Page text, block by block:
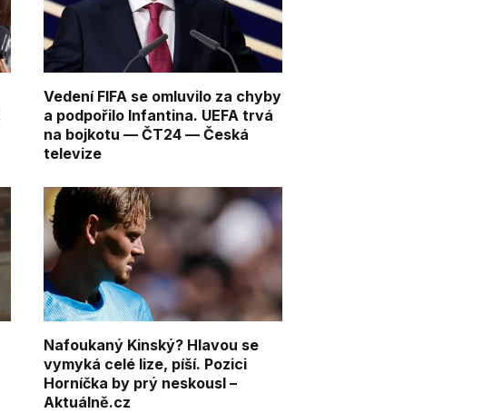
Vedení FIFA se omluvilo za chyby
a podpořilo Infantina. UEFA trvá
na bojkotu — ČT24 — Česká
televize
Nafoukaný Kinský? Hlavou se
vymyká celé lize, píší. Pozici
Horníčka by prý neskousl –
Aktuálně.cz